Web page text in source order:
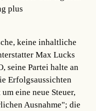
plus
keine inhaltliche
Max Lucks
seine Partei halte an
Erfolgsaussichten
eine neue Steuer,
Ausnahme"; die